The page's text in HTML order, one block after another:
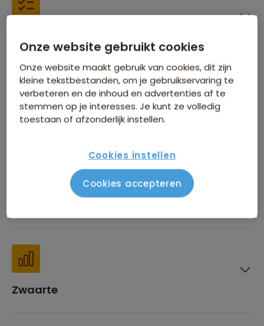
Financiën
Zwaarte
Onze website gebruikt cookies
Onze website maakt gebruik van cookies, dit zijn
kleine tekstbestanden, om je gebruikservaring te
verbeteren en de inhoud en advertenties af te
stemmen op je interesses. Je kunt ze volledig
toestaan of afzonderlijk instellen.
Cookies instellen
Cookies accepteren